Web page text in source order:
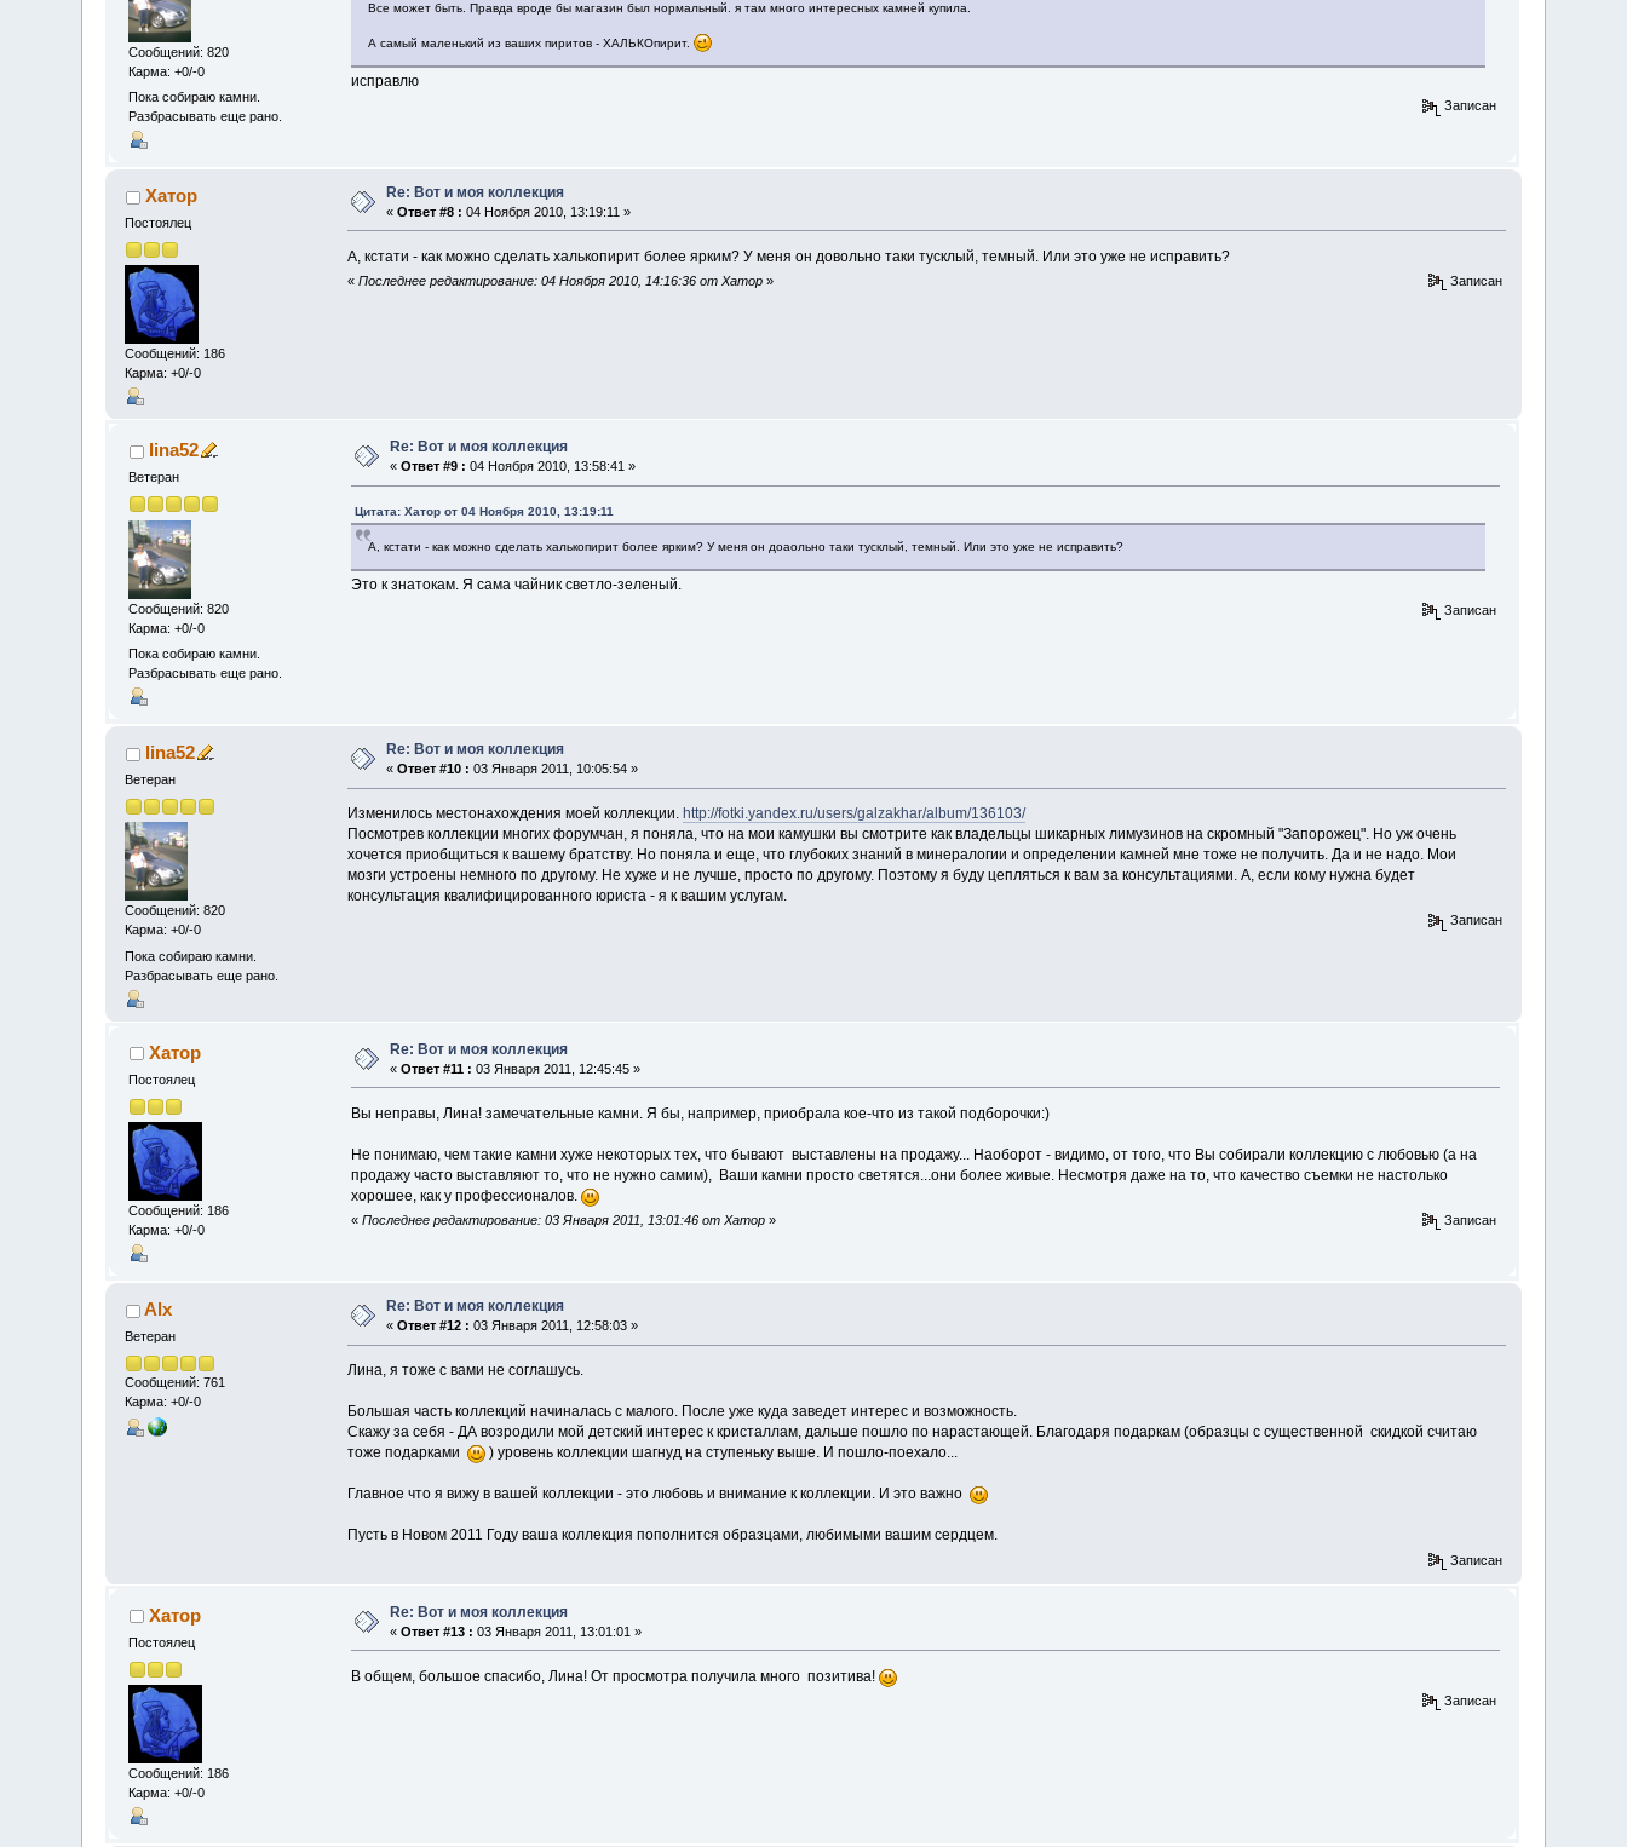
Сообщений: 820
Карма: +0/-0
Пока собираю камни.
Разбрасывать еще рано.
Все может быть. Правда вроде бы магазин был нормальный. я там много интересных камней купила.
А самый маленький из ваших пиритов - ХАЛЬКОпирит.
исправлю
Записан
Хатор
Постоялец
Сообщений: 186
Карма: +0/-0
Re: Вот и моя коллекция
«Ответ #8 : 04 Ноября 2010, 13:19:11 »
А, кстати - как можно сделать халькопирит более ярким? У меня он довольно таки тусклый, темный. Или это уже не исправить?
« Последнее редактирование: 04 Ноября 2010, 14:16:36 от Хатор» Записан
lina52
Ветеран
Сообщений: 820
Карма: +0/-0
Пока собираю камни.
Разбрасывать еще рано.
Re: Вот и моя коллекция
«Ответ #9 : 04 Ноября 2010, 13:58:41 »
Цитата: Хатор от 04 Ноября 2010, 13:19:11
А, кстати - как можно сделать халькопирит более ярким? У меня он доаольно таки тусклый, темный. Или это уже не исправить?
Это к знатокам. Я сама чайник светло-зеленый.
Записан
lina52
Ветеран
Сообщений: 820
Карма: +0/-0
Пока собираю камни.
Разбрасывать еще рано.
Re: Вот и моя коллекция
«Ответ #10 : 03 Января 2011, 10:05:54 »
Изменилось местонахождения моей коллекции. http://fotki.yandex.ru/users/galzakhar/album/136103/
Посмотрев коллекции многих форумчан, я поняла, что на мои камушки вы смотрите как владельцы шикарных лимузинов на скромный "Запорожец". Но уж очень
хочется приобщиться к вашему братству. Но поняла и еще, что глубоких знаний в минералогии и определении камней мне тоже не получить. Да и не надо. Мои
мозги устроены немного по другому. Не хуже и не лучше, просто по другому. Поэтому я буду цепляться к вам за консультациями. А, если кому нужна будет
консультация квалифицированного юриста - я к вашим услугам.
Записан
Хатор
Постоялец
Сообщений: 186
Карма: +0/-0
Re: Вот и моя коллекция
«Ответ #11 : 03 Января 2011, 12:45:45 »
Вы неправы, Лина! замечательные камни. Я бы, например, приобрала кое-что из такой подборочки:)
Не понимаю, чем такие камни хуже некоторых тех, что бывают выставлены на продажу... Наоборот - видимо, от того, что Вы собирали коллекцию с любовью (а на
продажу часто выставляют то, что не нужно самим), Ваши камни просто светятся...они более живые. Несмотря даже на то, что качество съемки не настолько
хорошее, как у профессионалов.
« Последнее редактирование: 03 Января 2011, 13:01:46 от Хатор» Записан
Alx
Ветеран
Сообщений: 761
Карма: +0/-0
Re: Вот и моя коллекция
«Ответ #12 : 03 Января 2011, 12:58:03 »
Лина, я тоже с вами не соглашусь.
Большая часть коллекций начиналась с малого. После уже куда заведет интерес и возможность.
Скажу за себя - ДА возродили мой детский интерес к кристаллам, дальше пошло по нарастающей. Благодаря подаркам (образцы с существенной скидкой считаю
тоже подарками
) уровень коллекции шагнуд на ступеньку выше. И пошло-поехало...
Главное что я вижу в вашей коллекции - это любовь и внимание к коллекции. И это важно
Пусть в Новом 2011 Году ваша коллекция пополнится образцами, любимыми вашим сердцем.
Записан
Хатор
Постоялец
Сообщений: 186
Карма: +0/-0
Re: Вот и моя коллекция
«Ответ #13 : 03 Января 2011, 13:01:01 »
В общем, большое спасибо, Лина! От просмотра получила много позитива!
Записан